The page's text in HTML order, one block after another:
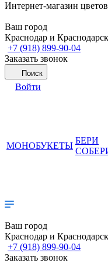
Интернет-магазин
Ваш город
Краснодар и
+7 (918) 899-90-04
Заказать звонок
Поиск
Войти
МОНОБУКЕТЫ
БЕРИ
Ваш город
Краснодар и
+7 (918) 899-90-04
Заказать звонок